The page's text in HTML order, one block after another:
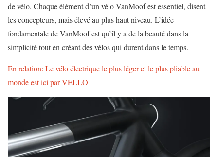
de vélo. Chaque élément d’un vélo VanMoof est essentiel, disent
les concepteurs, mais élevé au plus haut niveau. L’idée
fondamentale de VanMoof est qu’il y a de la beauté dans la
simplicité tout en créant des vélos qui durent dans le temps.
En relation: Le vélo électrique le plus léger et le plus pliable au
monde est ici par VELLO